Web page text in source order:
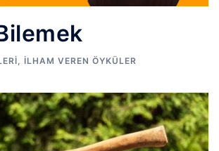
İLHAM VEREN ÖYKÜLER